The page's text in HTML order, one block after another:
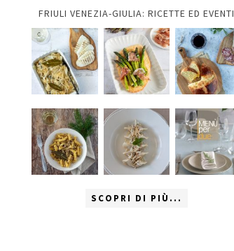
FRIULI VENEZIA-GIULIA: RICETTE ED EVENTI
SCOPRI DI PIÙ...